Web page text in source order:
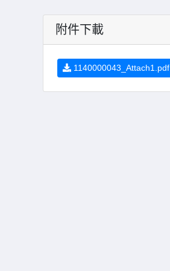
附件下載
1140000043_Attach1.pdf